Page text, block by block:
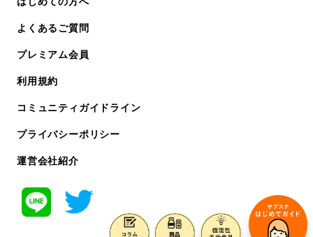
よくあるご質問
プレミアム会員
利用規約
コミュニティガイドライン
プライバシーポリシー
運営会社紹介